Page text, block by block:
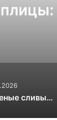
Вяленые сливы — солнечная алхимия вкуса